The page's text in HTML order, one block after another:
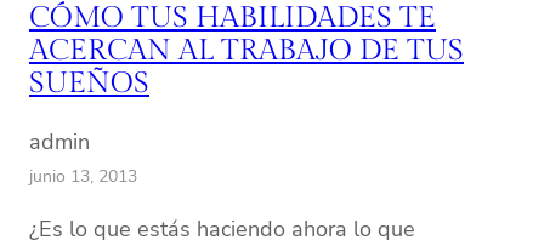
CÓMO TUS HABILIDADES TE
ACERCAN AL TRABAJO DE TUS
SUEÑOS
admin
junio 13, 2013
¿Es lo que estás haciendo ahora lo que